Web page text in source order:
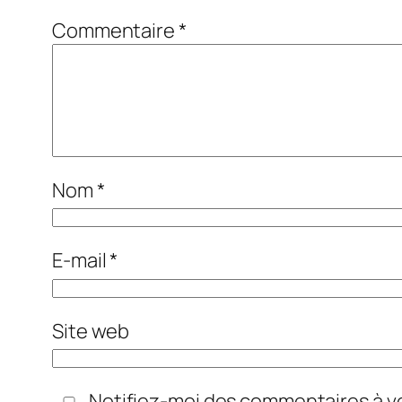
Commentaire*
Nom*
E-mail*
Site web